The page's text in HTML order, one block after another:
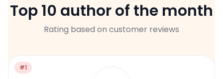
Top 10 author of the month
Rating based on customer reviews
#1